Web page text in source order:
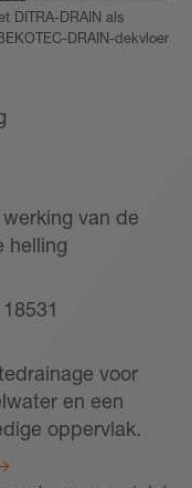
DITRA-DRAIN als
DRAIN-dekvloer
van de
helling
voor
en een
oppervlak.